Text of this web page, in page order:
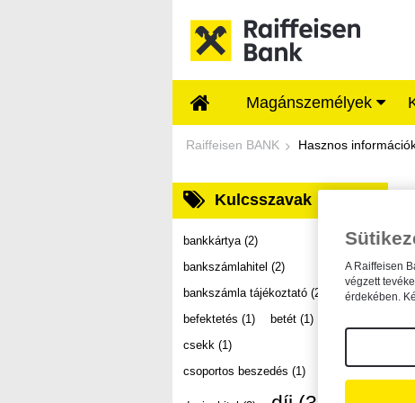
Magánszemélyek
Dokumentumtár -
Raiffeisen BANK Hasznos
Kulcsszavak
bankkártya (2)
bankszámlahitel (2)
bankszámla tájékoztató (2)
befektetés (1) betét (1)
csekk (1)
csoportos beszedés (1)
A
A Raiffeisen
végzett
érdekében.